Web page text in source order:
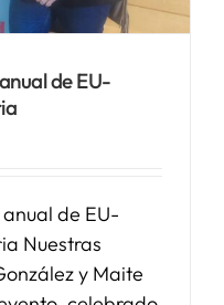
de EU-
de EU-
Nuestras
y Maite